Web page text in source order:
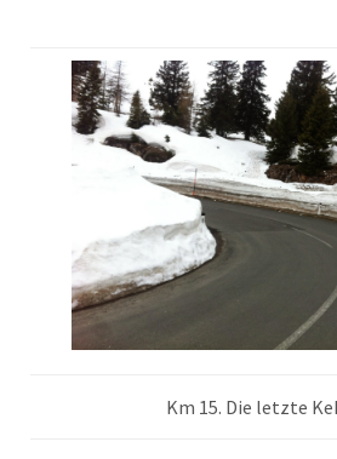
Km 15. Die letzte